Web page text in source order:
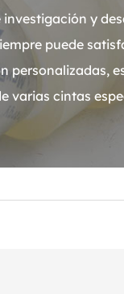
investigación y
puede
personalizadas,
varias cintas